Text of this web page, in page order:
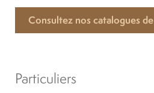
Consultez nos catalogues
Particuliers